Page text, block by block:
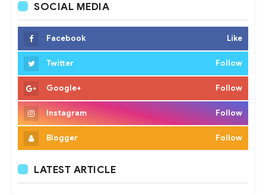
SOCIAL MEDIA
Facebook Like
Twitter Follow
Google+ Follow
Instagram Follow
Blogger Follow
LATEST ARTICLE